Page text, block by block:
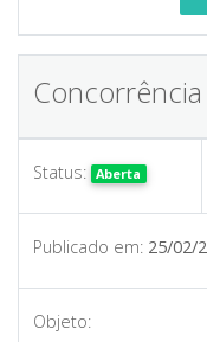
Status: Aberta
Publicado em: 25/02/
Objeto: